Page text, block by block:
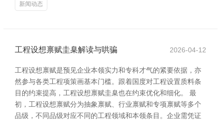
新闻动态
工程设想禀赋圭臬解读与哄骗 2026-04-12
工程设想禀赋是预见企业本领实力和专科才气的紧要依据，亦
然参与各类工程项策画基本门槛。跟着国度对工程设置质料条
目的约束提高，工程设想禀赋圭臬也在约束优化和细化。 最
初，工程设想禀赋分为抽象禀赋、行业禀赋和专项禀赋等多个
品级，不同品级对应不同的工程领域和本领条目。企业需凭证